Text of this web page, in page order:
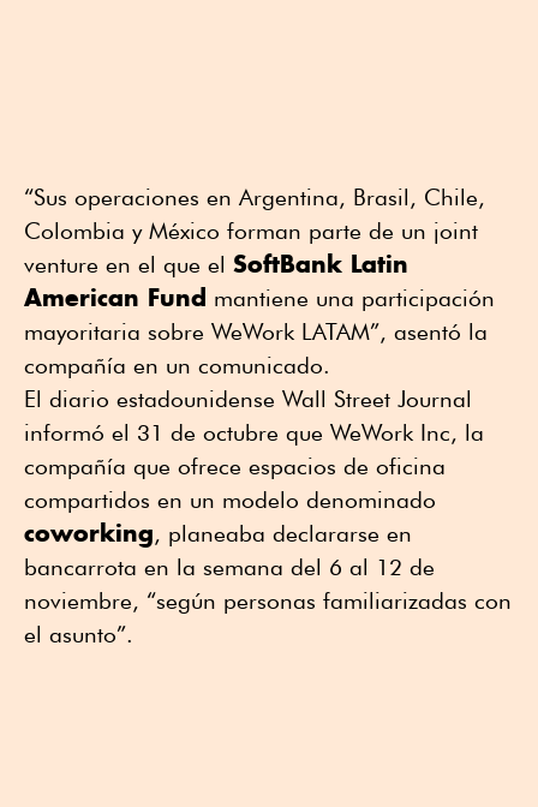
“Sus operaciones en Argentina, Brasil, Chile,
Colombia y México forman parte de un joint
venture en el que el SoftBank Latin
American Fund mantiene una participación
mayoritaria sobre WeWork LATAM”, asentó la
compañía en un comunicado.
El diario estadounidense Wall Street Journal
informó el 31 de octubre que WeWork Inc, la
compañía que ofrece espacios de oficina
compartidos en un modelo denominado
coworking, planeaba declararse en
bancarrota en la semana del 6 al 12 de
noviembre, “según personas familiarizadas con
el asunto”.